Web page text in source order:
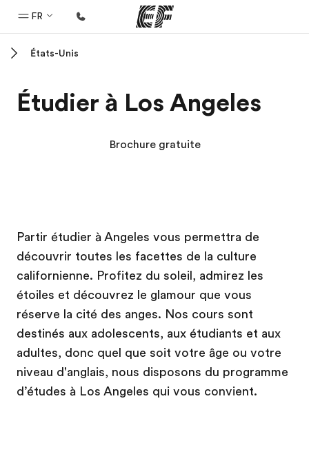
FR
Bienvenue chez EF
Programmes
Qui sommes-nous ?
EF recrute
Rejoignez nos équipes
États-Unis
Étudier à Los Angeles
Brochure gratuite
Partir étudier à Angeles vous permettra de
découvrir toutes les facettes de la culture
californienne. Profitez du soleil, admirez les
étoiles et découvrez le glamour que vous
réserve la cité des anges. Nos cours sont
destinés aux adolescents, aux étudiants et aux
adultes, donc quel que soit votre âge ou votre
niveau d'anglais, nous disposons du programme
d’études à Los Angeles qui vous convient.